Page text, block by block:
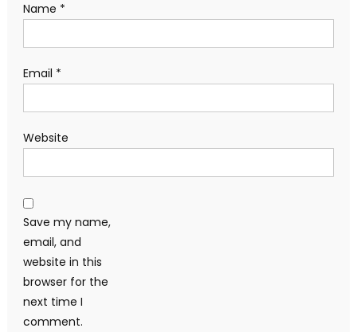
Name *
Email *
Website
Save my name,
email, and
website in this
browser for the
next time I
comment.